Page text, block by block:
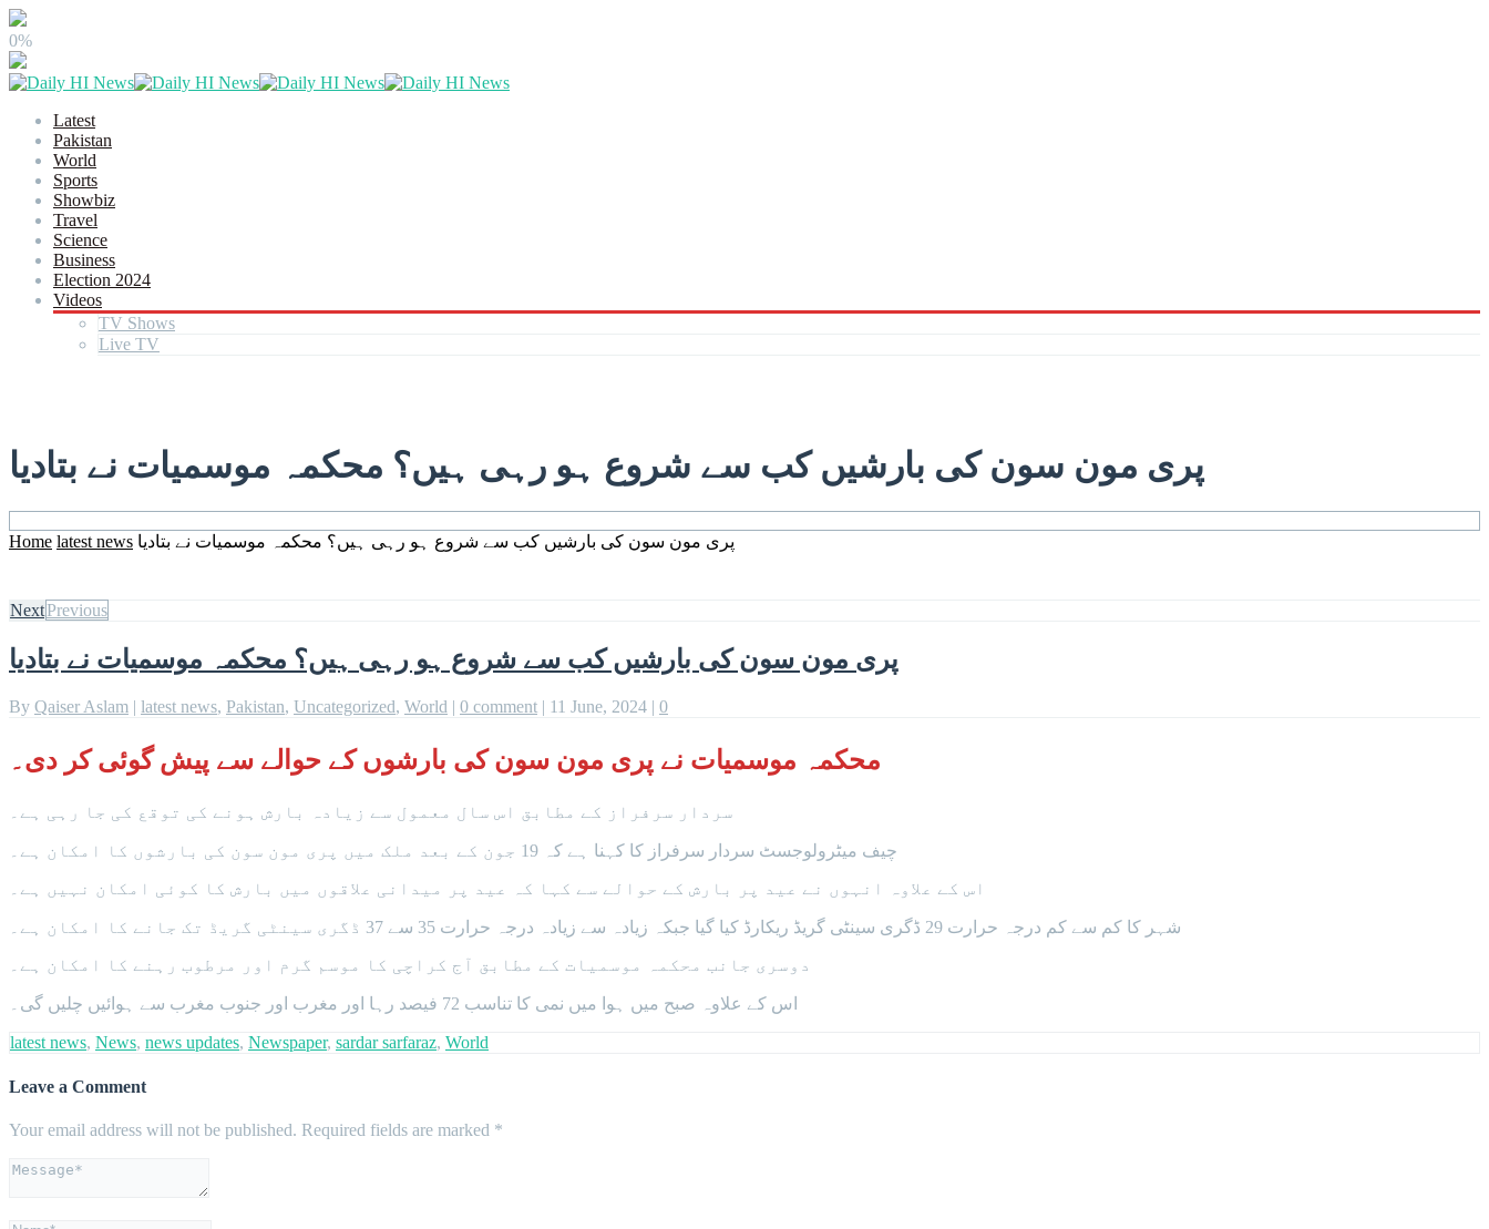
0%
Latest
Pakistan
World
Sports
Showbiz
Travel
Science
Business
Election 2024
Videos
TV Shows
Live TV
پری مون سون کی بارشیں کب سے شروع ہو رہی ہیں؟ محکمہ موسمیات نے بتادیا
Home latest news پری مون سون کی بارشیں کب سے شروع ہو رہی ہیں؟ محکمہ موسمیات نے بتادیا
NextPrevious
پری مون سون کی بارشیں کب سے شروع ہو رہی ہیں؟ محکمہ موسمیات نے بتادیا
By Qaiser Aslam | latest news, Pakistan, Uncategorized, World | 0 comment | 11 June, 2024 | 0
محکمہ موسمیات نے پری مون سون کی بارشوں کے حوالے سے پیش گوئی کر دی۔
سردار سرفراز کے مطابق اس سال معمول سے زیادہ بارش ہونے کی توقع کی جا رہی ہے۔
چیف میٹرولوجسٹ سردار سرفراز کا کہنا ہے کہ 19 جون کے بعد ملک میں پری مون سون کی بارشوں کا امکان ہے۔
اس کے علاوہ انہوں نے عید پر بارش کے حوالے سے کہا کہ عید پر میدانی علاقوں میں بارش کا کوئی امکان نہیں ہے۔
شہر کا کم سے کم درجہ حرارت 29 ڈگری سینٹی گریڈ ریکارڈ کیا گیا جبکہ زیادہ سے زیادہ درجہ حرارت 35 سے 37 ڈگری سینٹی گریڈ تک جانے کا امکان ہے۔
دوسری جانب محکمہ موسمیات کے مطابق آج کراچی کا موسم گرم اور مرطوب رہنے کا امکان ہے۔
اس کے علاوہ صبح میں ہوا میں نمی کا تناسب 72 فیصد رہا اور مغرب اور جنوب مغرب سے ہوائیں چلیں گی۔
latest news, News, news updates, Newspaper, sardar sarfaraz, World
Leave a Comment
Your email address will not be published. Required fields are marked *